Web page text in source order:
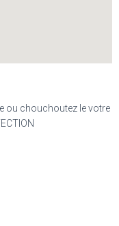
ou chouchoutez le votre